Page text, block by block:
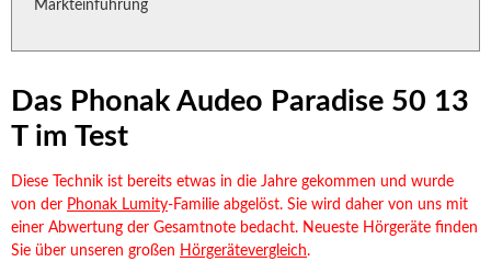
Das Phonak Audeo Paradise 50 13
T im Test
Diese Technik ist bereits etwas in die Jahre gekommen und wurde
von der Phonak Lumity-Familie abgelöst. Sie wird daher von uns mit
einer Abwertung der Gesamtnote bedacht. Neueste Hörgeräte finden
Sie über unseren großen Hörgerätevergleich.